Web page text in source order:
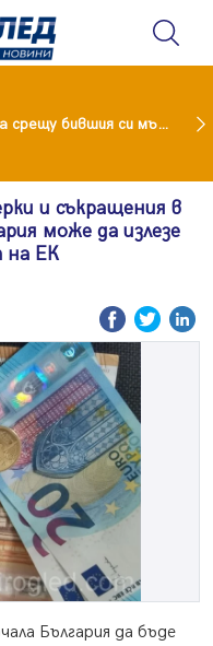
Глория изригна срещу бившия си мъж: Беше със 120-килограмова жена! Искаше бърза печалба...
и съкращения в
може да излезе
на ЕК
България да бъде